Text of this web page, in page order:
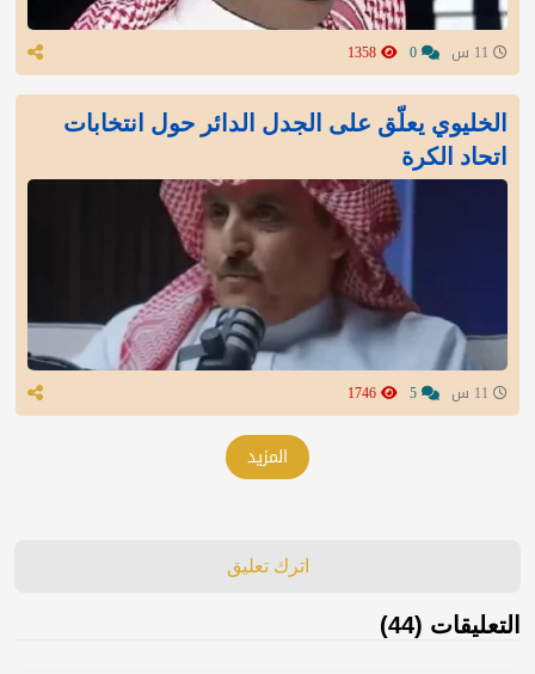
الخليوي يعلّق على الجدل الدائر حول انتخابات
اتحاد الكرة
المزيد
اترك تعليق
التعليقات (44)